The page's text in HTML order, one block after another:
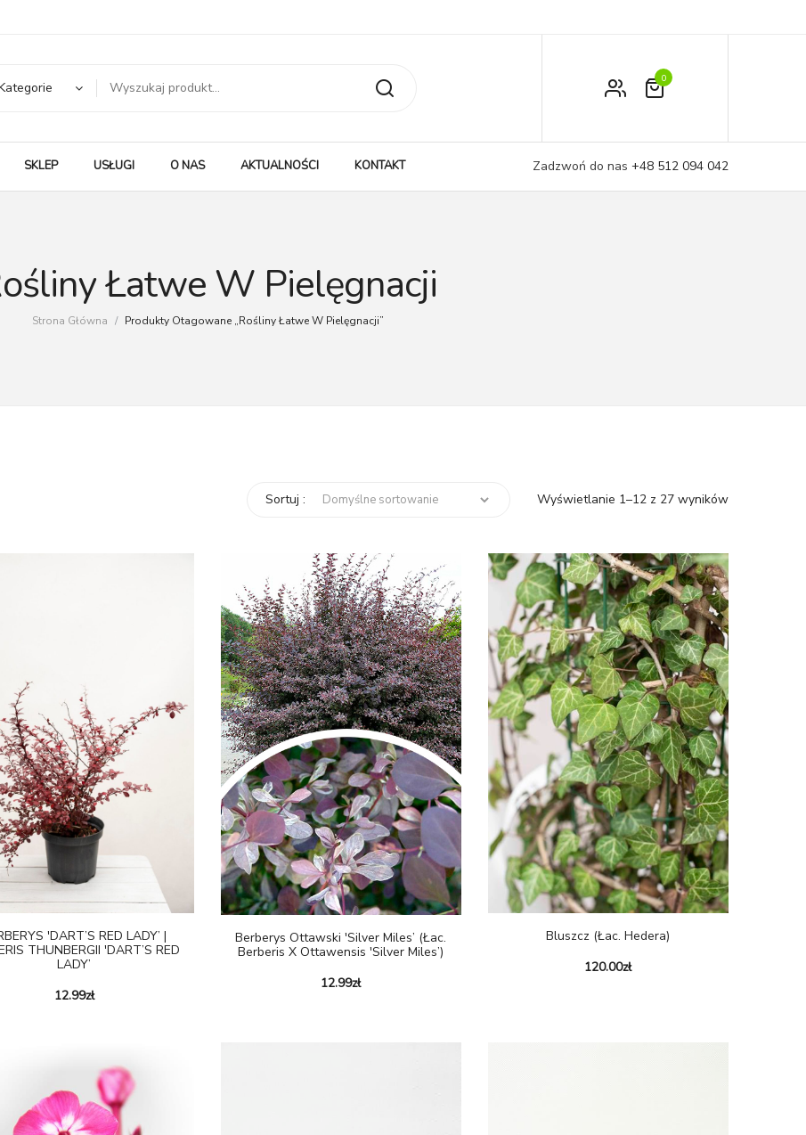
Moje konto
0
SKLEP USŁUGI O NAS AKTUALNOŚCI KONTAKT Zadzwoń do nas +48 512 094 042
Łatwe W Pielęgnacji
Strona Główna / Produkty Otagowane „Rośliny Łatwe W Pielęgnacji”
Wyświetlanie 1–12 z 27 wyników
Sortuj :
'DART’S RED LADY’ |
THUNBERGII 'DART’S RED
LADY’
12.99zł
Berberys Ottawski 'Silver Miles’ (Łac.
Berberis X Ottawensis 'Silver Miles’)
12.99zł
Bluszcz (łac. Hedera)
120.00zł